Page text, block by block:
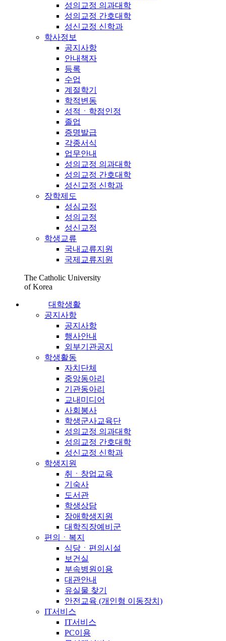
성의교정 의과대학
성의교정 간호대학
성신교정 신학과
학사정보
공지사항
안내책자
등록
수업
계절학기
학적변동
성적ㆍ학점인정
졸업
증명발급
각종서식
업무안내
성의교정 의과대학
성의교정 간호대학
성신교정 신학과
장학제도
성심교정
성의교정
성신교정
학생교류
국내교류지원
국제교류지원
The Catholic University
of Korea
대학생활
공지사항
공지사항
행사안내
외부기관공지
학생활동
자치단체
중앙동아리
기관동아리
교내미디어
사회봉사
학생군사교육단
성의교정 의과대학
성의교정 간호대학
성신교정 신학과
학생지원
취ㆍ창업교육
기숙사
도서관
학생상담
장애학생지원
대학직장예비군
편의ㆍ복지
식당ㆍ편의시설
보건실
부속병원이용
대관안내
유실물 찾기
안전교육 (개인형 이동장치)
IT서비스
IT서비스
PC이용